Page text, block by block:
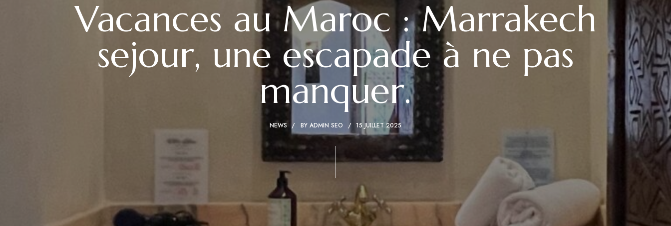
Vacances au Maroc : Marrakech
sejour, une escapade à ne pas
manquer.
NEWS BY ADMIN SEO 15 JUILLET 2025